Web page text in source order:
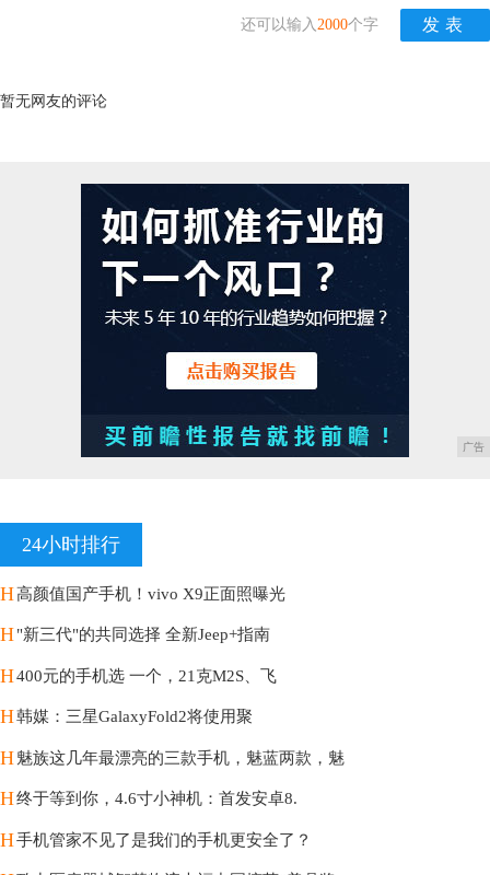
还可以输入 2000个字
暂无网友的评论
广告
24小时排行
H高颜值国产手机！vivo X9正面照曝光
H"新三代"的共同选择 全新Jeep+指南
H400元的手机选 一个，21克M2S、飞
H韩媒：三星GalaxyFold2将使用聚
H魅族这几年最漂亮的三款手机，魅蓝两款，魅
H终于等到你，4.6寸小神机：首发安卓8.
H手机管家不见了是我们的手机更安全了？